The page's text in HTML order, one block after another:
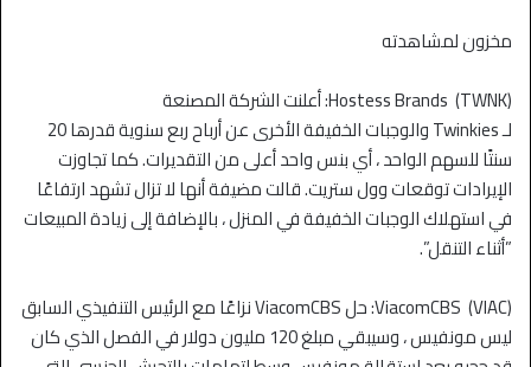
مخزون لمشاهدته
Hostess Brands (TWNK): أعلنت الشركة المصنعة
لـ Twinkies والوجبات الخفيفة الأخرى عن أرباح ربع سنوية قدرها 20
سنتًا للسهم الواحد ، أي بنس واحد أعلى من التقديرات. كما تجاوزت
الإيرادات توقعات وول ستريت. قالت مضيفة أنها لا تزال تشهد ارتفاعًا
في استهلاك الوجبات الخفيفة في المنزل ، بالإضافة إلى زيادة المبيعات
”أثناء التنقل”.
ViacomCBS (VIAC): حل ViacomCBS نزاعًا مع الرئيس التنفيذي السابق
ليس مونفيس ، وسيبقي مبلغ 120 مليون دولار في الفصل الذي كان